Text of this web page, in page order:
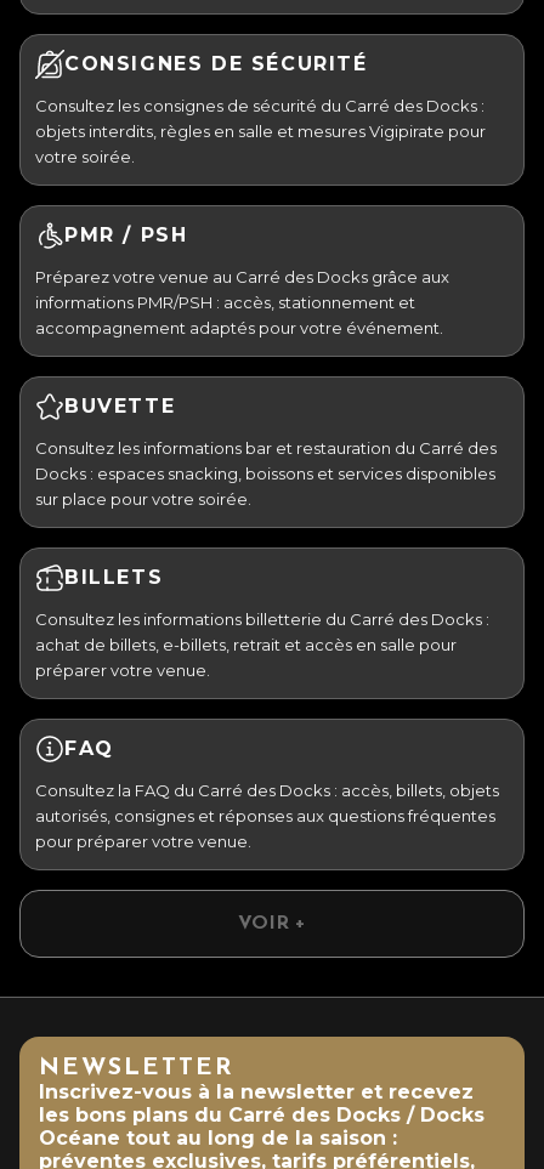
CONSIGNES DE SÉCURITÉ
Consultez les consignes de sécurité du Carré des Docks :
objets interdits, règles en salle et mesures Vigipirate pour
votre soirée.
PMR / PSH
Préparez votre venue au Carré des Docks grâce aux
informations PMR/PSH : accès, stationnement et
accompagnement adaptés pour votre événement.
BUVETTE
Consultez les informations bar et restauration du Carré des
Docks : espaces snacking, boissons et services disponibles
sur place pour votre soirée.
BILLETS
Consultez les informations billetterie du Carré des Docks :
achat de billets, e-billets, retrait et accès en salle pour
préparer votre venue.
FAQ
Consultez la FAQ du Carré des Docks : accès, billets, objets
autorisés, consignes et réponses aux questions fréquentes
pour préparer votre venue.
VOIR +
NEWSLETTER
Inscrivez-vous à la newsletter et recevez
les bons plans du Carré des Docks / Docks
Océane tout au long de la saison :
préventes exclusives, tarifs préférentiels,